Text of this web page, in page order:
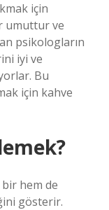
için
umuttur ve
psikologların
iyi ve
Bu
için kahve
hem de
gösterir.